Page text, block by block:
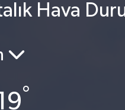
Hava
°